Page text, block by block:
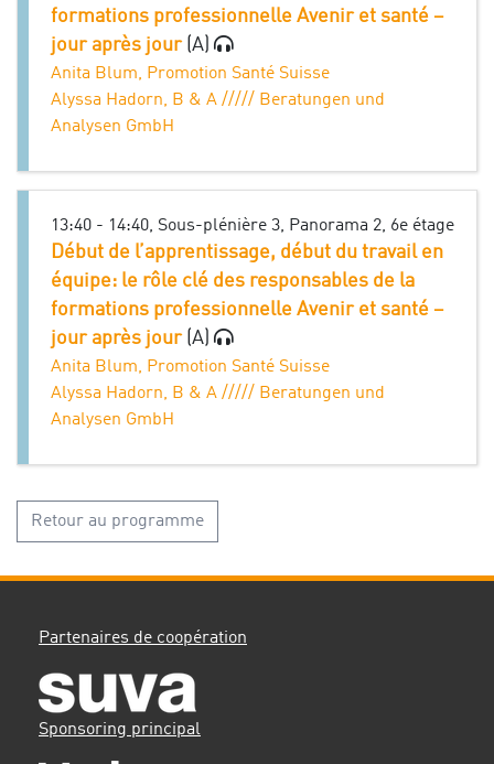
formations professionnelle Avenir et santé –
jour après jour (A)
Anita Blum, Promotion Santé Suisse
Alyssa Hadorn, B & A ///// Beratungen und
Analysen GmbH
13:40 - 14:40, Sous-plénière 3, Panorama 2, 6e étage
Début de l’apprentissage, début du travail en
équipe: le rôle clé des responsables de la
formations professionnelle Avenir et santé –
jour après jour (A)
Anita Blum, Promotion Santé Suisse
Alyssa Hadorn, B & A ///// Beratungen und
Analysen GmbH
Retour au programme
Partenaires de coopération
Sponsoring principal